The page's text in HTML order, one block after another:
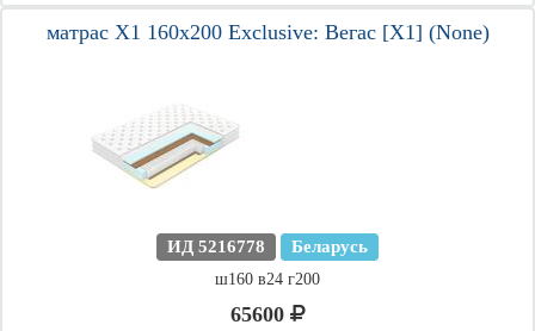
матрас X1 160х200 Exclusive: Вегас [X1] (None)
ИД 5216778 Беларусь
ш160 в24 г200
65600